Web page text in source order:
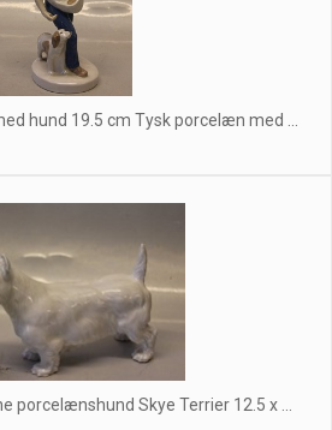
hund 19.5 cm Tysk porcelæn med ...
porcelænshund Skye Terrier 12.5 x ...